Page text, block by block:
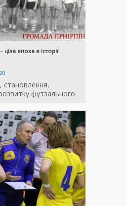
ціла епоха в історії
становлення,
футзального